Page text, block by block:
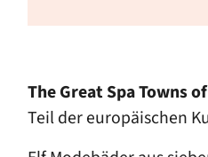
The Great Spa Towns
Teil der europäischen